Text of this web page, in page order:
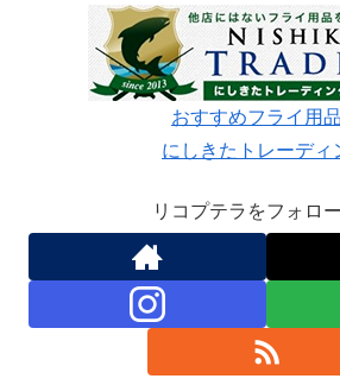
おすすめフライ用
にしきたトレーディ
リコプテラをフォロ